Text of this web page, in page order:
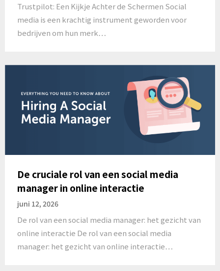
Trustpilot: Een Kijkje Achter de Schermen Social
media is een krachtig instrument geworden voor
bedrijven om hun merk…
De cruciale rol van een social media
manager in online interactie
juni 12, 2026
De rol van een social media manager: het gezicht van
online interactie De rol van een social media
manager: het gezicht van online interactie…